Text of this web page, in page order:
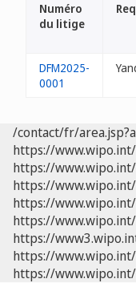
Numéro
du litige
DFM2025-
0001
/contact/fr/
https://
https://
https://
https://
https://
https://
https://
https://